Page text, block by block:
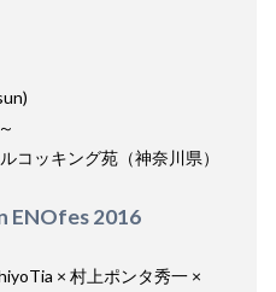
コッキング苑（神奈川県）
ENOfes 2016
× 村上ポンタ秀一 ×